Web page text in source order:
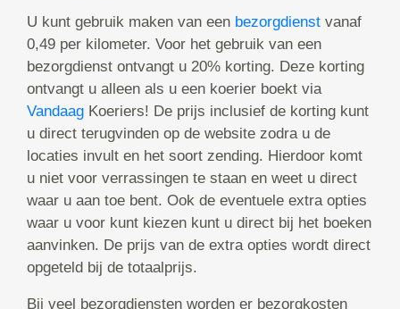
U kunt gebruik maken van een bezorgdienst vanaf
0,49 per kilometer. Voor het gebruik van een
bezorgdienst ontvangt u 20% korting. Deze korting
ontvangt u alleen als u een koerier boekt via
Vandaag Koeriers! De prijs inclusief de korting kunt
u direct terugvinden op de website zodra u de
locaties invult en het soort zending. Hierdoor komt
u niet voor verrassingen te staan en weet u direct
waar u aan toe bent. Ook de eventuele extra opties
waar u voor kunt kiezen kunt u direct bij het boeken
aanvinken. De prijs van de extra opties wordt direct
opgeteld bij de totaalprijs.
Bij veel bezorgdiensten worden er bezorgkosten